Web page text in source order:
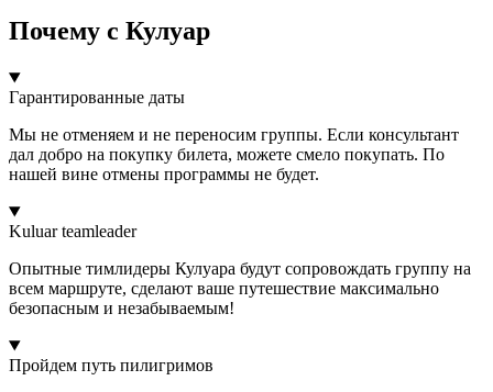
Почему с Кулуар
Гарантированные даты
Мы не отменяем и не переносим группы. Если консультант
дал добро на покупку билета, можете смело покупать. По
нашей вине отмены программы не будет.
Kuluar teamleader
Опытные тимлидеры Кулуара будут сопровождать группу на
всем маршруте, сделают ваше путешествие максимально
безопасным и незабываемым!
Пройдем путь пилигримов